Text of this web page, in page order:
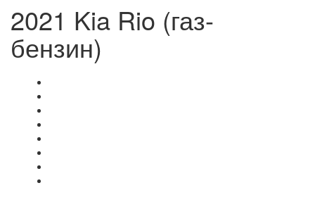
2021 Kia Rio (газ-
бензин)